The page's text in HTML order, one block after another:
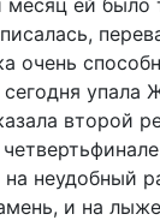
очень
упала
второй
неудобный
и на